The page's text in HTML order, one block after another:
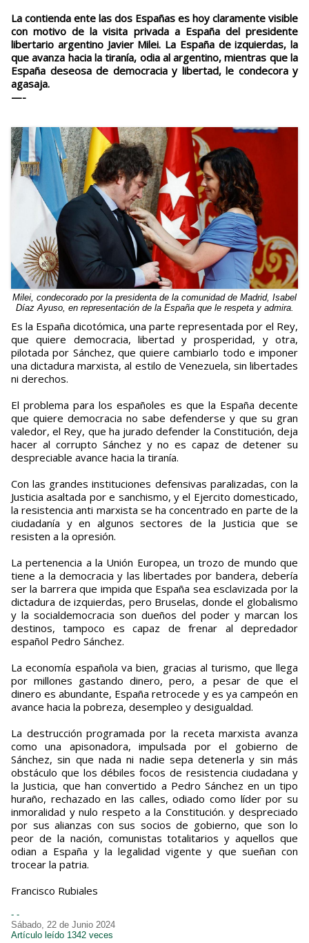
La contienda ente las dos Españas es hoy claramente visible
con motivo de la visita privada a España del presidente
libertario argentino Javier Milei. La España de izquierdas, la
que avanza hacia la tiranía, odia al argentino, mientras que la
España deseosa de democracia y libertad, le condecora y
agasaja.
—-
Milei, condecorado por la presidenta de la comunidad de Madrid, Isabel
Díaz Ayuso, en representación de la España que le respeta y admira.
Es la España dicotómica, una parte representada por el Rey,
que quiere democracia, libertad y prosperidad, y otra,
pilotada por Sánchez, que quiere cambiarlo todo e imponer
una dictadura marxista, al estilo de Venezuela, sin libertades
ni derechos.
El problema para los españoles es que la España decente
que quiere democracia no sabe defenderse y que su gran
valedor, el Rey, que ha jurado defender la Constitución, deja
hacer al corrupto Sánchez y no es capaz de detener su
despreciable avance hacia la tiranía.
Con las grandes instituciones defensivas paralizadas, con la
Justicia asaltada por e sanchismo, y el Ejercito domesticado,
la resistencia anti marxista se ha concentrado en parte de la
ciudadanía y en algunos sectores de la Justicia que se
resisten a la opresión.
La pertenencia a la Unión Europea, un trozo de mundo que
tiene a la democracia y las libertades por bandera, debería
ser la barrera que impida que España sea esclavizada por la
dictadura de izquierdas, pero Bruselas, donde el globalismo
y la socialdemocracia son dueños del poder y marcan los
destinos, tampoco es capaz de frenar al depredador
español Pedro Sánchez.
La economía española va bien, gracias al turismo, que llega
por millones gastando dinero, pero, a pesar de que el
dinero es abundante, España retrocede y es ya campeón en
avance hacia la pobreza, desempleo y desigualdad.
La destrucción programada por la receta marxista avanza
como una apisonadora, impulsada por el gobierno de
Sánchez, sin que nada ni nadie sepa detenerla y sin más
obstáculo que los débiles focos de resistencia ciudadana y
la Justicia, que han convertido a Pedro Sánchez en un tipo
huraño, rechazado en las calles, odiado como líder por su
inmoralidad y nulo respeto a la Constitución. y despreciado
por sus alianzas con sus socios de gobierno, que son lo
peor de la nación, comunistas totalitarios y aquellos que
odian a España y la legalidad vigente y que sueñan con
trocear la patria.
Francisco Rubiales
- -
Sábado, 22 de Junio 2024
Artículo leído 1342 veces